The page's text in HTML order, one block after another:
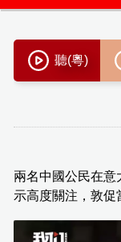
兩名中國公民在意
示高度關注，敦促